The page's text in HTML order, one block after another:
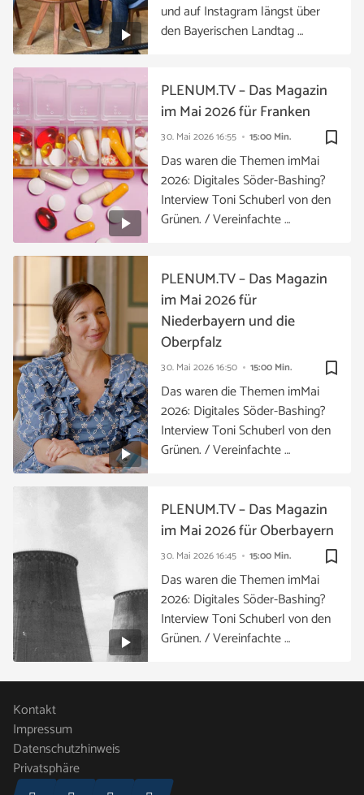
und auf Instagram längst über
den Bayerischen Landtag …
bookmark_border
30. Mai 202616:55 15:00 Min.
PLENUM.TV – Das Magazin
im Mai 2026 für Franken
Das waren die Themen imMai
2026: Digitales Söder-Bashing?
Interview Toni Schuberl von den
Grünen. / Vereinfachte …
bookmark_border
30. Mai 202616:50 15:00 Min.
PLENUM.TV – Das Magazin
im Mai 2026 für
Niederbayern und die
Oberpfalz
Das waren die Themen imMai
2026: Digitales Söder-Bashing?
Interview Toni Schuberl von den
Grünen. / Vereinfachte …
bookmark_border
30. Mai 202616:45 15:00 Min.
PLENUM.TV – Das Magazin
im Mai 2026 für Oberbayern
Das waren die Themen imMai
2026: Digitales Söder-Bashing?
Interview Toni Schuberl von den
Grünen. / Vereinfachte …
Kontakt
Impressum
Datenschutzhinweis
Privatsphäre